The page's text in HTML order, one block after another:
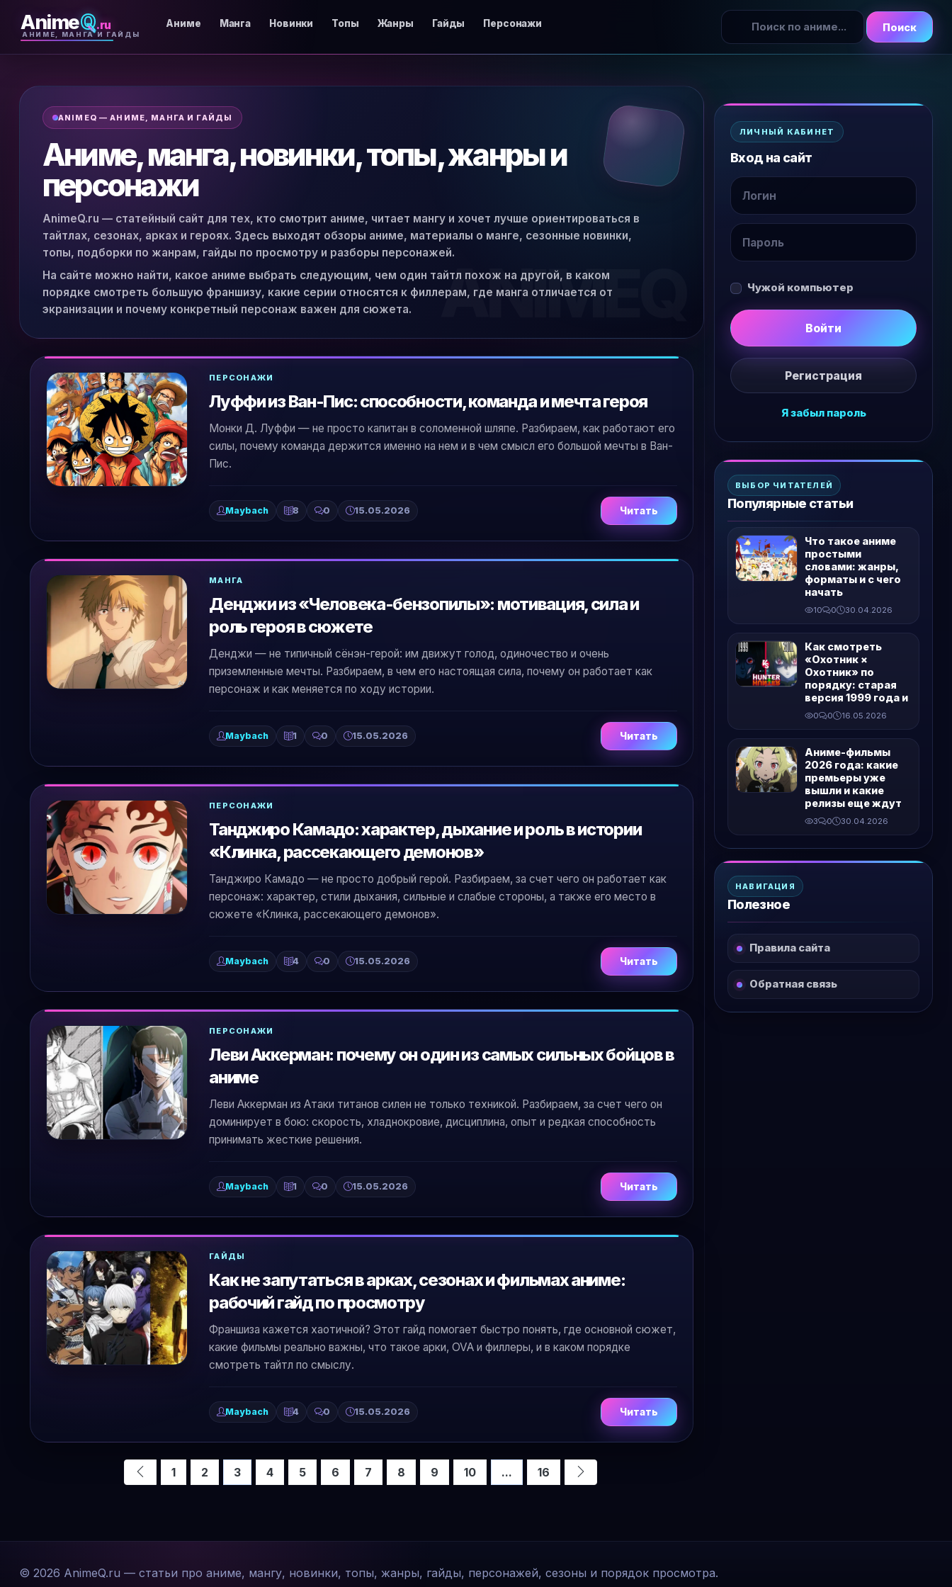
AnimeQ .ru
АНИМЕ, МАНГА И ГАЙДЫ
Аниме Манга Новинки Топы Жанры Гайды Персонажи Поиск
ANIMEQ — АНИМЕ, МАНГА И ГАЙДЫ
Аниме, манга, новинки, топы, жанры и
персонажи
AnimeQ.ru — статейный сайт для тех, кто смотрит аниме, читает мангу и хочет лучше ориентироваться в
тайтлах, сезонах, арках и героях. Здесь выходят обзоры аниме, материалы о манге, сезонные новинки,
топы, подборки по жанрам, гайды по просмотру и разборы персонажей.
На сайте можно найти, какое аниме выбрать следующим, чем один тайтл похож на другой, в каком
порядке смотреть большую франшизу, какие серии относятся к филлерам, где манга отличается от
экранизации и почему конкретный персонаж важен для сюжета.
ПЕРСОНАЖИ
Луффи из Ван-Пис: способности, команда и мечта героя
Монки Д. Луффи — не просто капитан в соломенной шляпе. Разбираем, как работают его
силы, почему команда держится именно на нем и в чем смысл его большой мечты в Ван-
Пис.
Maybach 8 0 15.05.2026 Читать
МАНГА
Денджи из «Человека-бензопилы»: мотивация, сила и
роль героя в сюжете
Денджи — не типичный сёнэн-герой: им движут голод, одиночество и очень
приземленные мечты. Разбираем, в чем его настоящая сила, почему он работает как
персонаж и как меняется по ходу истории.
Maybach 1 0 15.05.2026 Читать
ПЕРСОНАЖИ
Танджиро Камадо: характер, дыхание и роль в истории
«Клинка, рассекающего демонов»
Танджиро Камадо — не просто добрый герой. Разбираем, за счет чего он работает как
персонаж: характер, стили дыхания, сильные и слабые стороны, а также его место в
сюжете «Клинка, рассекающего демонов».
Maybach 4 0 15.05.2026 Читать
ПЕРСОНАЖИ
Леви Аккерман: почему он один из самых сильных бойцов в
аниме
Леви Аккерман из Атаки титанов силен не только техникой. Разбираем, за счет чего он
доминирует в бою: скорость, хладнокровие, дисциплина, опыт и редкая способность
принимать жесткие решения.
Maybach 1 0 15.05.2026 Читать
ГАЙДЫ
Как не запутаться в арках, сезонах и фильмах аниме:
рабочий гайд по просмотру
Франшиза кажется хаотичной? Этот гайд помогает быстро понять, где основной сюжет,
какие фильмы реально важны, что такое арки, OVA и филлеры, и в каком порядке
смотреть тайтл по смыслу.
Maybach 4 0 15.05.2026 Читать
1 2 3 4 5 6 7 8 9 10 ... 16
ЛИЧНЫЙ КАБИНЕТ
Вход на сайт
Чужой компьютер
Войти
Регистрация
Я забыл пароль
ВЫБОР ЧИТАТЕЛЕЙ
Популярные статьи
Что такое аниме
простыми
словами: жанры,
форматы и с чего
начать
10 0 30.04.2026
Как смотреть
«Охотник ×
Охотник» по
порядку: старая
версия 1999 года и
0 0 16.05.2026
Аниме-фильмы
2026 года: какие
премьеры уже
вышли и какие
релизы еще ждут
3 0 30.04.2026
НАВИГАЦИЯ
Полезное
Правила сайта
Обратная связь
© 2026 AnimeQ.ru — статьи про аниме, мангу, новинки, топы, жанры, гайды, персонажей, сезоны и порядок просмотра.